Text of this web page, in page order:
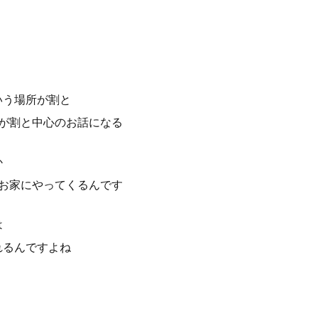
場所が割と
割と中心のお話になる
家にやってくるんです
んですよね